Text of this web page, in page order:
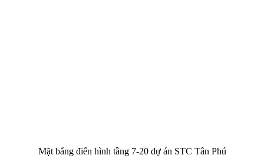
Mặt bằng điển hình tầng 7-20 dự án STC Tân Phú